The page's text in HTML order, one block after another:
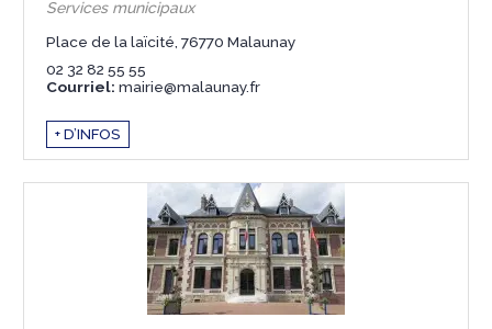
Services municipaux
Place de la laïcité, 76770 Malaunay
02 32 82 55 55
Courriel: mairie@malaunay.fr
+ D’INFOS